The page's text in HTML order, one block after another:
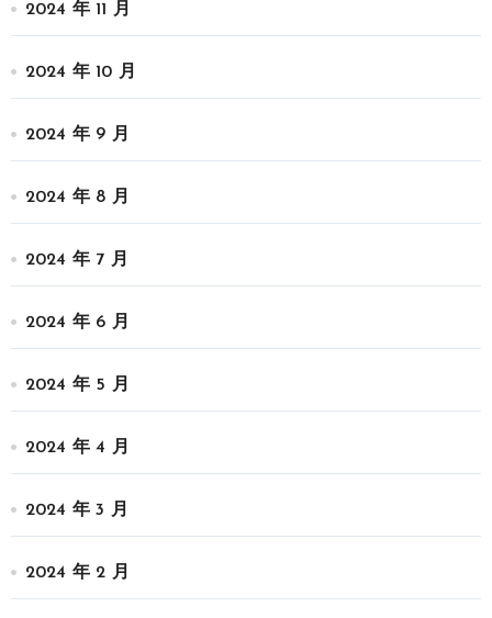
2024 年 11 月
2024 年 10 月
2024 年 9 月
2024 年 8 月
2024 年 7 月
2024 年 6 月
2024 年 5 月
2024 年 4 月
2024 年 3 月
2024 年 2 月